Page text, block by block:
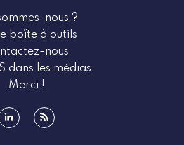
nous ?
boîte à outils
nous
dans les médias
Merci !